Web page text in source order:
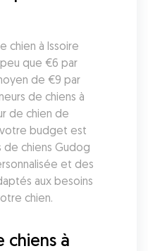
chien à Issoire
que €6 par
de €9 par
de chiens à
de chien de
budget est
de chiens Gudog
et des
aux besoins
chien.
chiens à